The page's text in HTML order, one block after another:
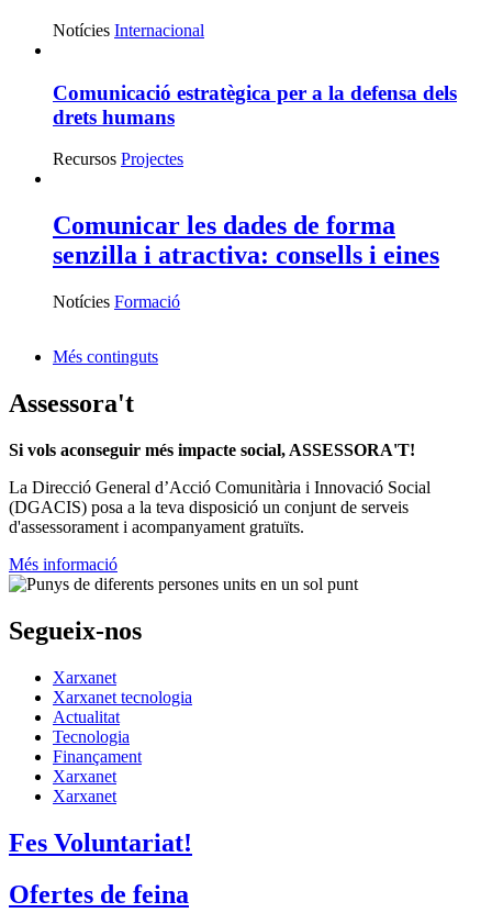
Notícies Internacional
Comunicació estratègica per a la defensa dels
drets humans
Recursos Projectes
Comunicar les dades de forma
senzilla i atractiva: consells i eines
Notícies Formació
Més continguts
Assessora't
Si vols aconseguir més impacte social, ASSESSORA'T!
La Direcció General d’Acció Comunitària i Innovació Social
(DGACIS) posa a la teva disposició un conjunt de serveis
d'assessorament i acompanyament gratuïts.
Més informació
Segueix-nos
Xarxanet
Xarxanet tecnologia
Actualitat
Tecnologia
Finançament
Xarxanet
Xarxanet
Fes Voluntariat!
Ofertes de feina